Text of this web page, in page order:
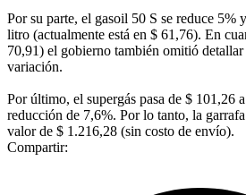
Por su parte, el gasoil 50 S se reduce 5%
litro (actualmente está en $ 61,76). En
70,91) el gobierno también omitió
variación.
Por último, el supergás pasa de $ 101,26
reducción de 7,6%. Por lo tanto, la
valor de $ 1.216,28 (sin costo de envío).
Compartir: